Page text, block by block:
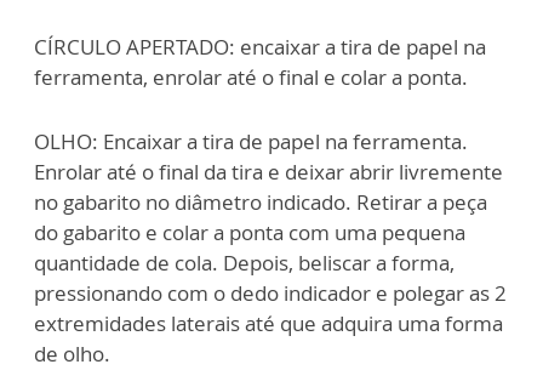
CÍRCULO APERTADO: encaixar a tira de papel na
ferramenta, enrolar até o final e colar a ponta.
OLHO: Encaixar a tira de papel na ferramenta.
Enrolar até o final da tira e deixar abrir livremente
no gabarito no diâmetro indicado. Retirar a peça
do gabarito e colar a ponta com uma pequena
quantidade de cola. Depois, beliscar a forma,
pressionando com o dedo indicador e polegar as 2
extremidades laterais até que adquira uma forma
de olho.